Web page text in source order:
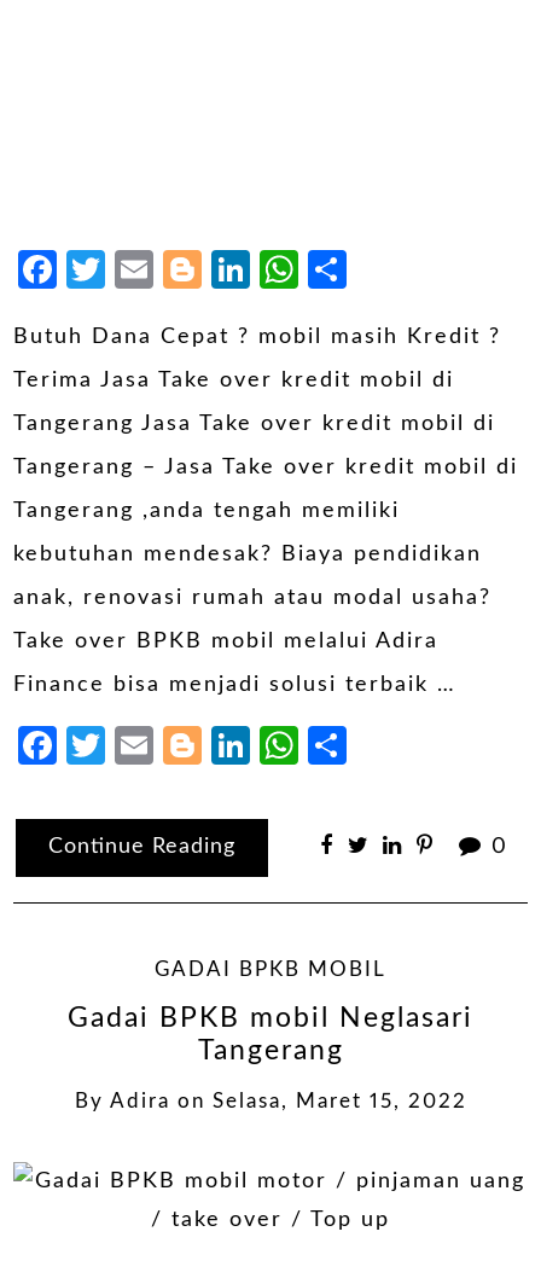
Facebook
Twitter
EmailBlogger
LinkedIn
WhatsApp
Butuh Dana Cepat ? mobil masih Kredit ?
Terima Jasa Take over kredit mobil di
Tangerang Jasa Take over kredit mobil di
Tangerang – Jasa Take over kredit mobil di
Tangerang ,anda tengah memiliki
kebutuhan mendesak? Biaya pendidikan
anak, renovasi rumah atau modal usaha?
Take over BPKB mobil melalui Adira
Finance bisa menjadi solusi terbaik …
Facebook
Twitter
EmailBlogger
LinkedIn
WhatsApp
Continue Reading 0
GADAI BPKB MOBIL
Gadai BPKB mobil Neglasari
Tangerang
By Adira on Selasa, Maret 15, 2022